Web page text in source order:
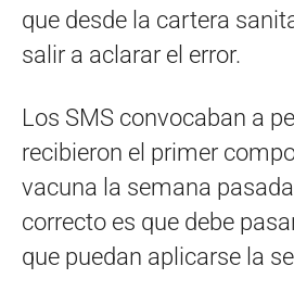
que desde la cartera
salir a aclarar el error.
Los SMS convocaban a
recibieron el primer
vacuna la semana
correcto es que debe
que puedan aplicarse la